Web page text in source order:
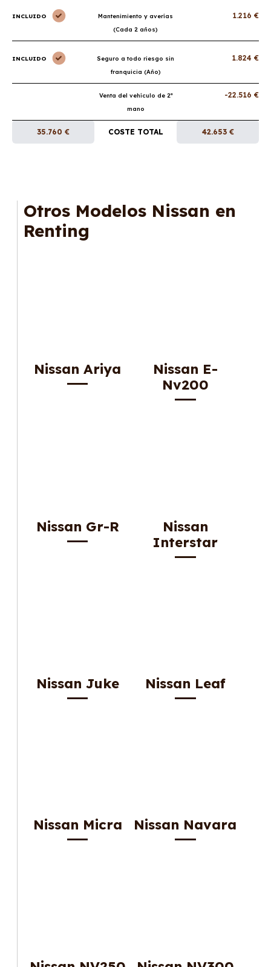
INCLUIDO
Mantenimiento y averías
(Cada 2 años)
1.216 €
INCLUIDO
Seguro a todo riesgo sin
franquicia (Año)
1.824 €
Venta del vehículo de 2ª
mano
-22.516 €
35.760 € COSTE TOTAL 42.653 €
Otros Modelos Nissan en
Renting
Nissan Ariya
Nissan E-
Nv200
Nissan Gr-R
Nissan
Interstar
Nissan Juke Nissan Leaf
Nissan Micra Nissan Navara